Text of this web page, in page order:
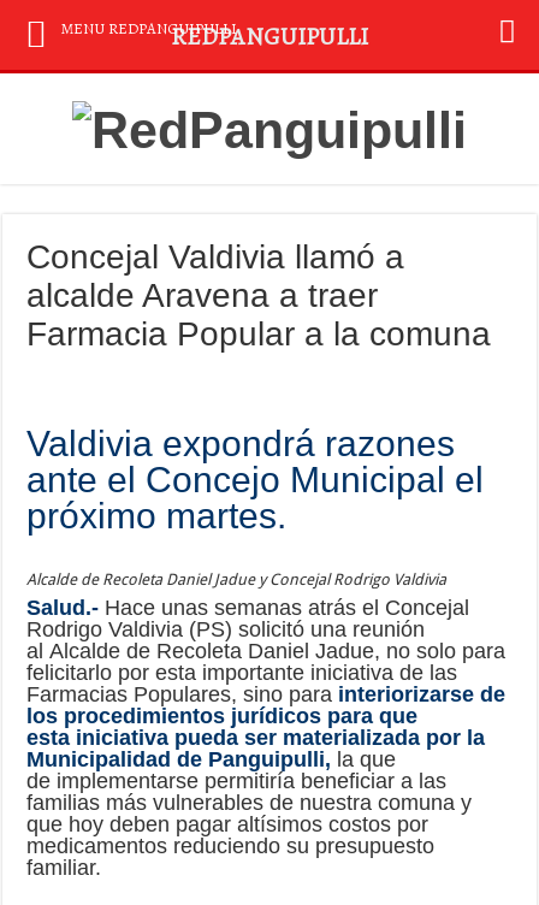
Concejal Valdivia llamó a
alcalde Aravena a traer
Farmacia Popular a la comuna
Valdivia expondrá razones
ante el Concejo Municipal el
próximo martes.
Alcalde de Recoleta Daniel Jadue y Concejal Rodrigo Valdivia
Salud.- Hace unas semanas atrás el Concejal
Rodrigo Valdivia (PS) solicitó una reunión
al Alcalde de Recoleta Daniel Jadue, no solo para
felicitarlo por esta importante iniciativa de las
Farmacias Populares, sino para interiorizarse de
los procedimientos jurídicos para que
esta iniciativa pueda ser materializada por la
Municipalidad de Panguipulli, la que
de implementarse permitiría beneficiar a las
familias más vulnerables de nuestra comuna y
que hoy deben pagar altísimos costos por
medicamentos reduciendo su presupuesto
familiar.
MENU REDPANGUIPULLIREDPANGUIPULLI